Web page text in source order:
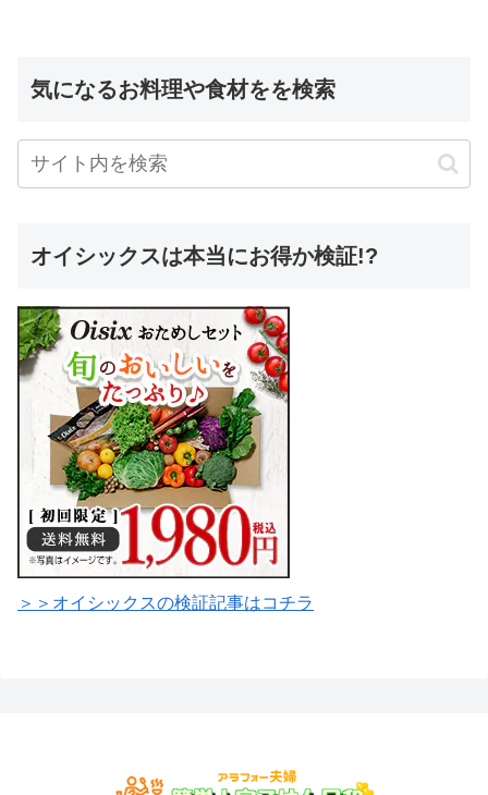
気になるお料理や食材をを検索
オイシックスは本当にお得か検証!?
＞＞オイシックスの検証記事はコチラ